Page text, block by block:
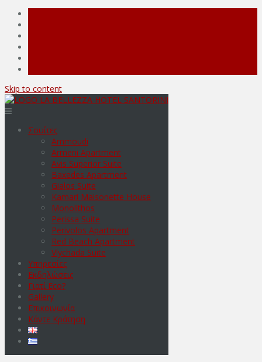
Skip to content
Σουίτες
Ammoudi
Armeni Apartment
Avis Superior Suite
Baxedes Apartment
Gialos Suite
Kamari Maisonette House
Monolithos
Perissa Suite
Perivolos Apartment
Red Beach Apartment
Vlychada Suite
Υπηρεσίες
Εκδηλώσεις
Γιατί Eco?
Gallery
Επικοινωνία
Κάντε Κράτηση